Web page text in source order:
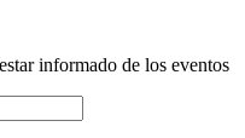
informado de los eventos